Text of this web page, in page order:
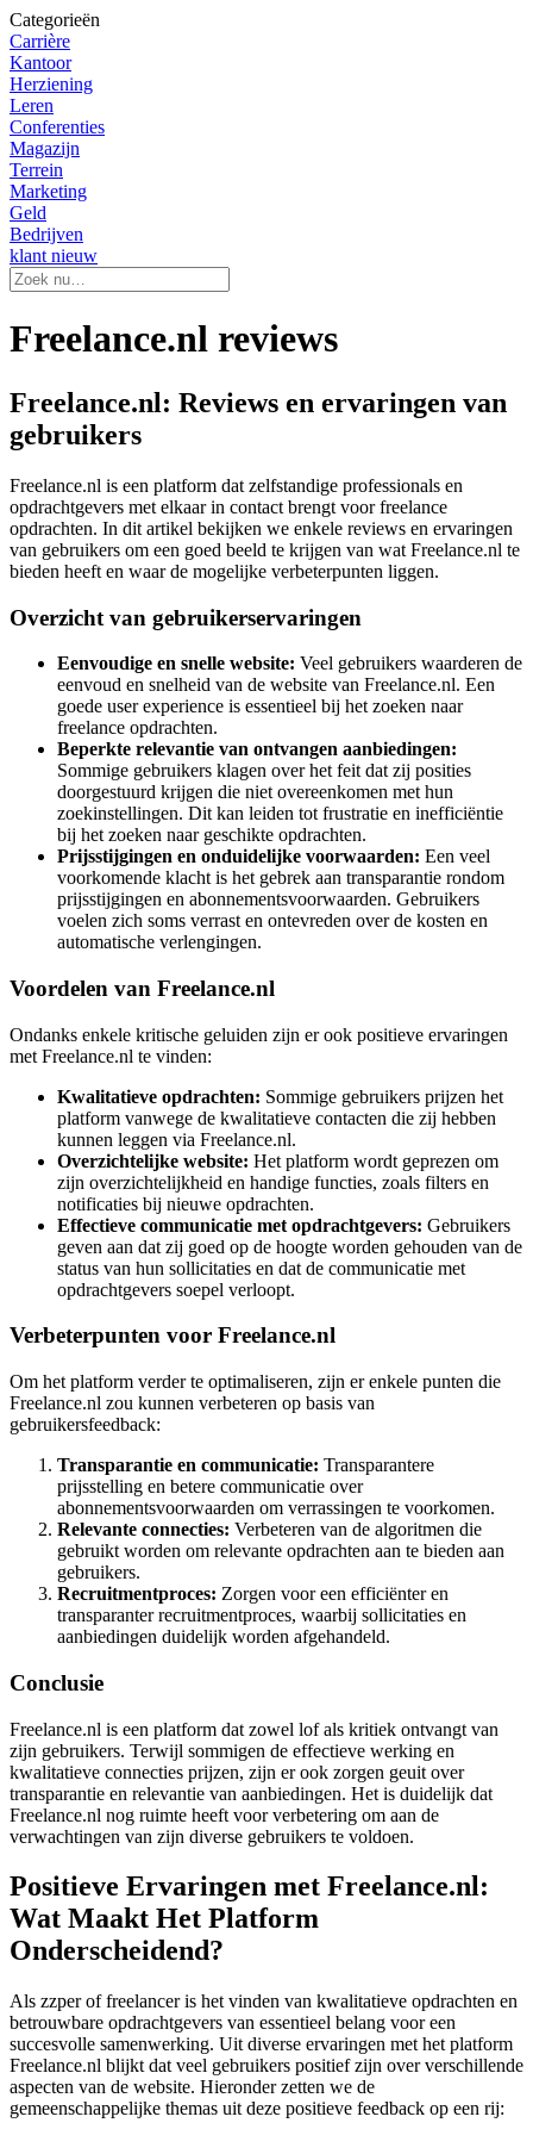
Categorieën
Carrière
Kantoor
Herziening
Leren
Conferenties
Magazijn
Terrein
Marketing
Geld
Bedrijven
klant nieuw
Freelance.nl reviews
Freelance.nl: Reviews en ervaringen van
gebruikers
Freelance.nl is een platform dat zelfstandige professionals en
opdrachtgevers met elkaar in contact brengt voor freelance
opdrachten. In dit artikel bekijken we enkele reviews en ervaringen
van gebruikers om een goed beeld te krijgen van wat Freelance.nl te
bieden heeft en waar de mogelijke verbeterpunten liggen.
Overzicht van gebruikerservaringen
Eenvoudige en snelle website: Veel gebruikers waarderen de
eenvoud en snelheid van de website van Freelance.nl. Een
goede user experience is essentieel bij het zoeken naar
freelance opdrachten.
Beperkte relevantie van ontvangen aanbiedingen:
Sommige gebruikers klagen over het feit dat zij posities
doorgestuurd krijgen die niet overeenkomen met hun
zoekinstellingen. Dit kan leiden tot frustratie en inefficiëntie
bij het zoeken naar geschikte opdrachten.
Prijsstijgingen en onduidelijke voorwaarden: Een veel
voorkomende klacht is het gebrek aan transparantie rondom
prijsstijgingen en abonnementsvoorwaarden. Gebruikers
voelen zich soms verrast en ontevreden over de kosten en
automatische verlengingen.
Voordelen van Freelance.nl
Ondanks enkele kritische geluiden zijn er ook positieve ervaringen
met Freelance.nl te vinden:
Kwalitatieve opdrachten: Sommige gebruikers prijzen het
platform vanwege de kwalitatieve contacten die zij hebben
kunnen leggen via Freelance.nl.
Overzichtelijke website: Het platform wordt geprezen om
zijn overzichtelijkheid en handige functies, zoals filters en
notificaties bij nieuwe opdrachten.
Effectieve communicatie met opdrachtgevers: Gebruikers
geven aan dat zij goed op de hoogte worden gehouden van de
status van hun sollicitaties en dat de communicatie met
opdrachtgevers soepel verloopt.
Verbeterpunten voor Freelance.nl
Om het platform verder te optimaliseren, zijn er enkele punten die
Freelance.nl zou kunnen verbeteren op basis van
gebruikersfeedback:
Transparantie en communicatie: Transparantere
prijsstelling en betere communicatie over
abonnementsvoorwaarden om verrassingen te voorkomen.
Relevante connecties: Verbeteren van de algoritmen die
gebruikt worden om relevante opdrachten aan te bieden aan
gebruikers.
Recruitmentproces: Zorgen voor een efficiënter en
transparanter recruitmentproces, waarbij sollicitaties en
aanbiedingen duidelijk worden afgehandeld.
Conclusie
Freelance.nl is een platform dat zowel lof als kritiek ontvangt van
zijn gebruikers. Terwijl sommigen de effectieve werking en
kwalitatieve connecties prijzen, zijn er ook zorgen geuit over
transparantie en relevantie van aanbiedingen. Het is duidelijk dat
Freelance.nl nog ruimte heeft voor verbetering om aan de
verwachtingen van zijn diverse gebruikers te voldoen.
Positieve Ervaringen met Freelance.nl:
Wat Maakt Het Platform
Onderscheidend?
Als zzper of freelancer is het vinden van kwalitatieve opdrachten en
betrouwbare opdrachtgevers van essentieel belang voor een
succesvolle samenwerking. Uit diverse ervaringen met het platform
Freelance.nl blijkt dat veel gebruikers positief zijn over verschillende
aspecten van de website. Hieronder zetten we de
gemeenschappelijke themas uit deze positieve feedback op een rij: